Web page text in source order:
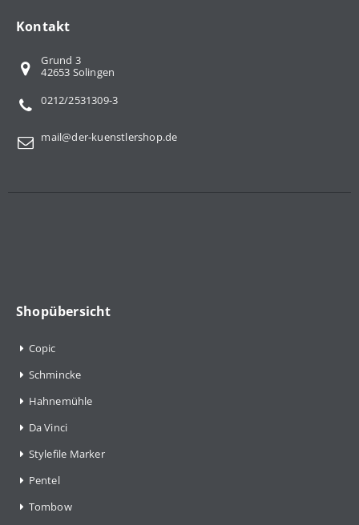
Kontakt
Grund 3
42653 Solingen
0212/2531309-3
mail@der-kuenstlershop.de
Shopübersicht
Copic
Schmincke
Hahnemühle
Da Vinci
Stylefile Marker
Pentel
Tombow